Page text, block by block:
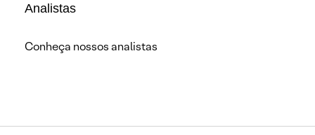
Analistas
Conheça nossos analistas